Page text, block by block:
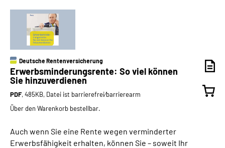
Deutsche Rentenversicherung
Erwerbsminderungs­rente: So viel können
Sie hinzuverdienen
PDF, 485KB, Datei ist barrierefrei⁄barrierearm
Über den Warenkorb bestellbar.
Auch wenn Sie eine Rente wegen verminderter
Erwerbsfähigkeit erhalten, können Sie – soweit Ihr